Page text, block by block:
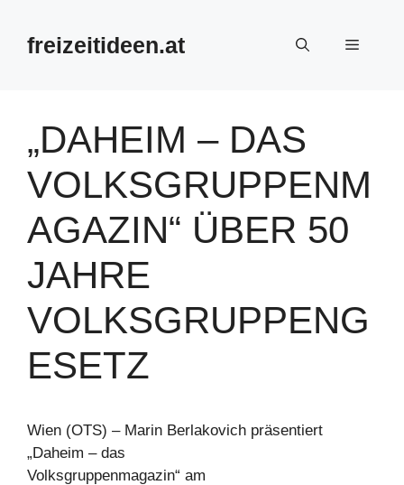
Inhalt
springenfreizeitideen.at Menü
„DAHEIM – DAS
VOLKSGRUPPENM
AGAZIN“ ÜBER 50
JAHRE
VOLKSGRUPPENG
ESETZ
Wien (OTS) – Marin Berlakovich präsentiert
„Daheim – das
Volksgruppenmagazin“ am